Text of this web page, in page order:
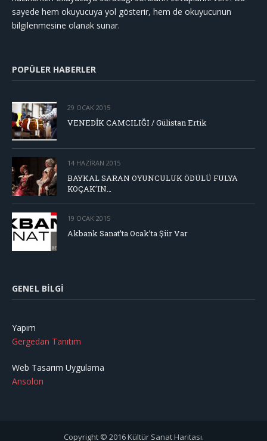
sayede hem okuyucuya yol gösterir, hem de okuyucunun
bilgilenmesine olanak sunar.
POPÜLER HABERLER
29 OCAK 2015
VENEDİK CAMCILIĞI / Gülistan Ertik
14 HAZIRAN 2015
BAYKAL SARAN OYUNCULUK ÖDÜLÜ FULYA
KOÇAK’IN…
19 OCAK 2015
Akbank Sanat’ta Ocak’ta Şiir Var
GENEL BILGI
Yapım
Gergedan Tanıtım
Web Tasarım Uygulama
Ansolon
Copyright © 2016 Kültür Sanat Haritası.